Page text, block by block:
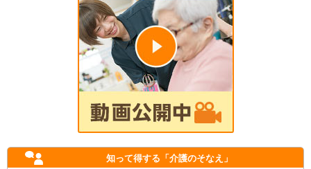
知って得する 「介護のそなえ」